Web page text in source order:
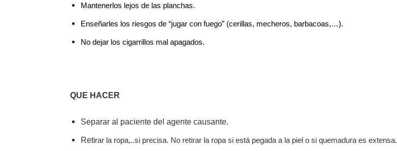
Mantenerlos lejos de las planchas.
Enseñarles los riesgos de “jugar con fuego” (cerillas, mecheros, barbacoas,…).
No dejar los cigarrillos mal apagados.
QUE HACE R
Separar al paciente del agente causante.
Retirar la ropa,..si precisa. No retirar la ropa si está pegada a la piel o si quemadura es extensa.